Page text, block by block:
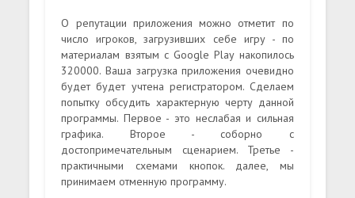
О репутации приложения можно отметит по
число игроков, загрузивших себе игру - по
материалам взятым с Google Play накопилось
320000. Ваша загрузка приложения очевидно
будет будет учтена регистратором. Сделаем
попытку обсудить характерную черту данной
программы. Первое - это неслабая и сильная
графика. Второе - соборно с
достопримечательным сценарием. Третье -
практичными схемами кнопок. далее, мы
принимаем отменную программу.